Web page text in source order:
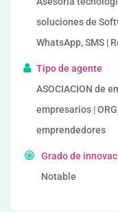
soluciones de
WhatsApp, SMS |
Tipo de agente
ASOCIACION de
empresarios |
emprendedores
Grado de
Notable